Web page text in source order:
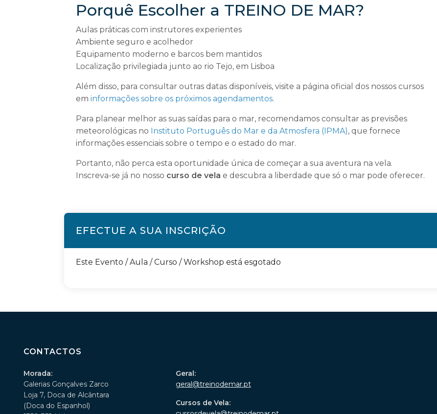
Porquê Escolher a TREINO DE MAR?
Aulas práticas com instrutores experientes
Ambiente seguro e acolhedor
Equipamento moderno e barcos bem mantidos
Localização privilegiada junto ao rio Tejo, em Lisboa
Além disso, para consultar outras datas disponíveis, visite a página oficial dos nossos cursos
em informações sobre os próximos agendamentos.
Para planear melhor as suas saídas para o mar, recomendamos consultar as previsões
meteorológicas no Instituto Português do Mar e da Atmosfera (IPMA), que fornece
informações essenciais sobre o tempo e o estado do mar.
Portanto, não perca esta oportunidade única de começar a sua aventura na vela.
Inscreva-se já no nosso curso de vela e descubra a liberdade que só o mar pode oferecer.
EFECTUE A SUA INSCRIÇÃO
Este Evento / Aula / Curso / Workshop está esgotado
CONTACTOS
Morada:
Galerias Gonçalves Zarco
Loja 7, Doca de Alcântara
(Doca do Espanhol)
Geral:
geral@treinodemar.pt
Cursos de Vela: